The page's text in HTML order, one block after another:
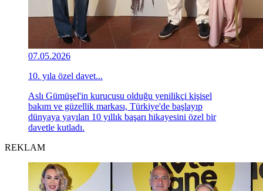
07.05.2026
10. yıla özel davet...
Aslı Gümüşel'in kurucusu olduğu yenilikçi kişisel
bakım ve güzellik markası, Türkiye'de başlayıp
dünyaya yayılan 10 yıllık başarı hikayesini özel bir
davetle kutladı.
REKLAM